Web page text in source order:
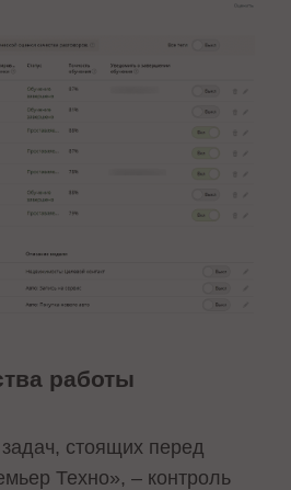
работы
стоящих перед
Техно», – контроль